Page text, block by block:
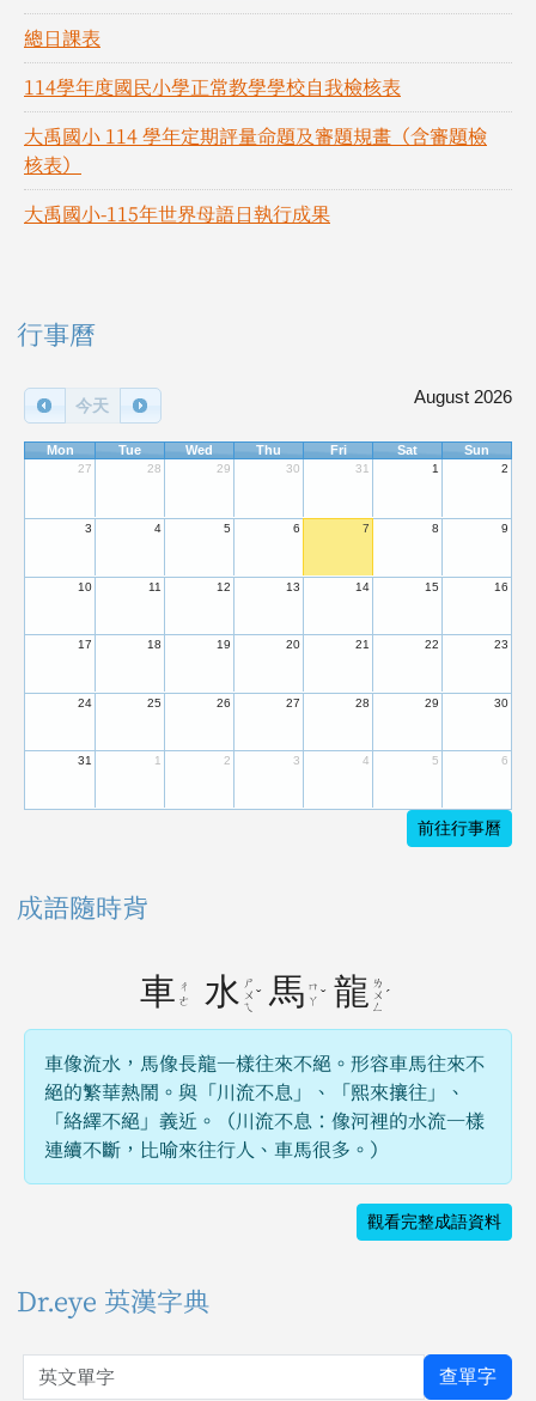
總日課表
114學年度國民小學正常教學學校自我檢核表
大禹國小 114 學年定期評量命題及審題規畫（含審題檢
核表）
大禹國小-115年世界母語日執行成果
右邊區域內容
行事曆
今天 August 2026
Mon Tue Wed Thu Fri Sat Sun
27 28 29 30 31 1 2
3 4 5 6 7 8 9
10 11 12 13 14 15 16
17 18 19 20 21 22 23
24 25 26 27 28 29 30
31 1 2 3 4 5 6
前往行事曆
成語隨時背
車 ㄔ
ㄜ
水 ㄕ
ㄨ
ㄟ
ˇ 馬 ㄇ
ㄚ ˇ 龍 ㄌ
ㄨ
ㄥ
ˊ
車像流水，馬像長龍一樣往來不絕。形容車馬往來不
絕的繁華熱鬧。與「川流不息」、「熙來攘往」、
「絡繹不絕」義近。（川流不息：像河裡的水流一樣
連續不斷，比喻來往行人、車馬很多。）
觀看完整成語資料
Dr.eye 英漢字典
英文單字 查單字